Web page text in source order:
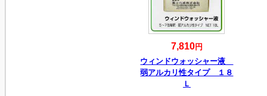
7,810円
ウィンドウォッシャー液
弱アルカリ性タイプ １８
Ｌ